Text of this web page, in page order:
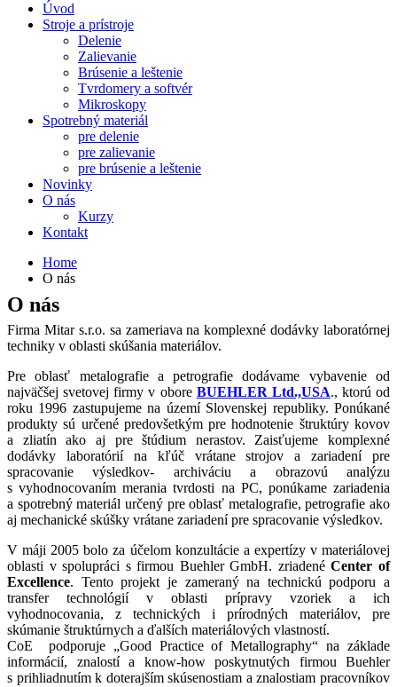
Úvod
Stroje a prístroje
Delenie
Zalievanie
Brúsenie a leštenie
Tvrdomery a softvér
Mikroskopy
Spotrebný materiál
pre delenie
pre zalievanie
pre brúsenie a leštenie
Novinky
O nás
Kurzy
Kontakt
Home
O nás
O nás
Firma Mitar s.r.o. sa zameriava na komplexné dodávky laboratórnej
techniky v oblasti skúšania materiálov.
Pre oblasť metalografie a petrografie dodávame vybavenie od
najväčšej svetovej firmy v obore BUEHLER Ltd.,USA., ktorú od
roku 1996 zastupujeme na území Slovenskej republiky. Ponúkané
produkty sú určené predovšetkým pre hodnotenie štruktúry kovov
a zliatín ako aj pre štúdium nerastov. Zaisťujeme komplexné
dodávky laboratórií na kľúč vrátane strojov a zariadení pre
spracovanie výsledkov- archiváciu a obrazovú analýzu
s vyhodnocovaním merania tvrdosti na PC, ponúkame zariadenia
a spotrebný materiál určený pre oblasť metalografie, petrografie ako
aj mechanické skúšky vrátane zariadení pre spracovanie výsledkov.
V máji 2005 bolo za účelom konzultácie a expertízy v materiálovej
oblasti v spolupráci s firmou Buehler GmbH. zriadenéCenter of
Excellence. Tento projekt je zameraný na technickú podporu a
transfer technológií v oblasti prípravy vzoriek a ich
vyhodnocovania, z technických i prírodných materiálov, pre
skúmanie štruktúrnych a ďalších materiálových vlastností.
CoE podporuje „Good Practice of Metallography“ na základe
informácií, znalostí a know-how poskytnutých firmou Buehler
s prihliadnutím k doterajším skúsenostiam a znalostiam pracovníkov